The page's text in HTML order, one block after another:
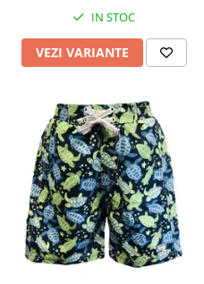
IN STOC
VEZI VARIANTE